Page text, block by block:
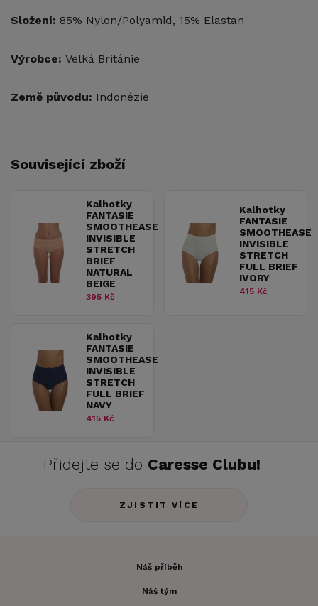
Složení: 85% Nylon/Polyamid, 15% Elastan
Výrobce: Velká Británie
Země původu: Indonézie
Související zboží
Kalhotky
FANTASIE
SMOOTHEASE
INVISIBLE
STRETCH
BRIEF
NATURAL
BEIGE
395 Kč
Kalhotky
FANTASIE
SMOOTHEASE
INVISIBLE
STRETCH
FULL BRIEF
IVORY
415 Kč
Kalhotky
FANTASIE
SMOOTHEASE
INVISIBLE
STRETCH
FULL BRIEF
NAVY
415 Kč
Přidejte se do Caresse Clubu!
ZJISTIT VÍCE
Náš příběh
Náš tým